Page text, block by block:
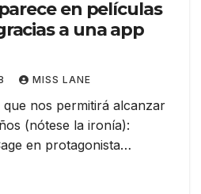
en películas
a una app
MISS LANE
que nos permitirá alcanzar
(nótese la ironía):
en protagonista…